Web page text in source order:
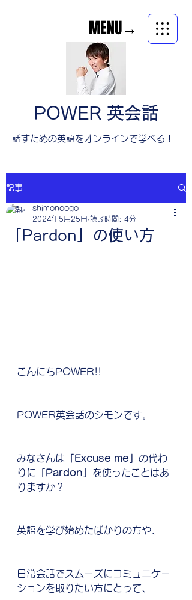
MENU→
POWER 英会話
​話すための英語をオンラインで学べる！
記事
「Pardon」の使い方
shimonoogo
2024年5月25日 読了時間: 4分
こんにちPOWER!!
POWER英会話のシモンです。
みなさんは 「Excuse me」 の代わ
りに 「Pardon」 を使ったことはあ
りますか？
英語を学び始めたばかりの方や、
日常会話でスムーズにコミュニケー
ションを取りたい方にとって、